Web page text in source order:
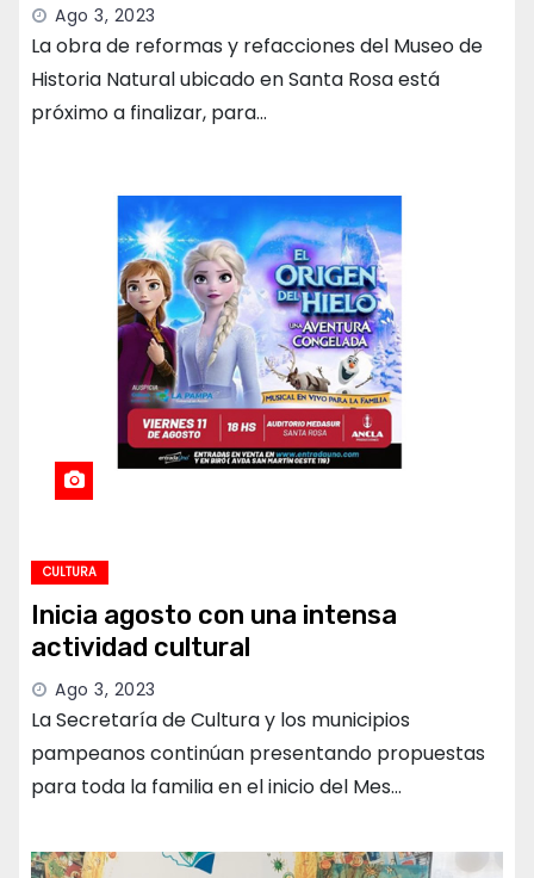
Ago 3, 2023
La obra de reformas y refacciones del Museo de
Historia Natural ubicado en Santa Rosa está
próximo a finalizar, para…
CULTURA
Inicia agosto con una intensa
actividad cultural
Ago 3, 2023
La Secretaría de Cultura y los municipios
pampeanos continúan presentando propuestas
para toda la familia en el inicio del Mes…